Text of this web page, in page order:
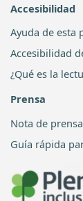
Accesibilidad
Ayuda de esta
Accesibilidad
¿Qué es la
Prensa
Nota de prensa
Guía rápida